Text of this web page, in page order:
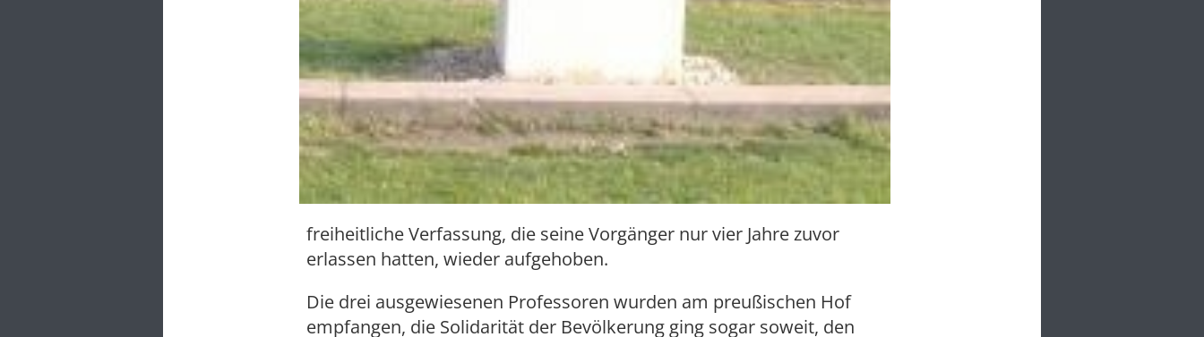
freiheitliche Verfassung, die seine Vorgänger nur vier Jahre zuvor
erlassen hatten, wieder aufgehoben.
Die drei ausgewiesenen Professoren wurden am preußischen Hof
empfangen, die Solidarität der Bevölkerung ging sogar soweit, den